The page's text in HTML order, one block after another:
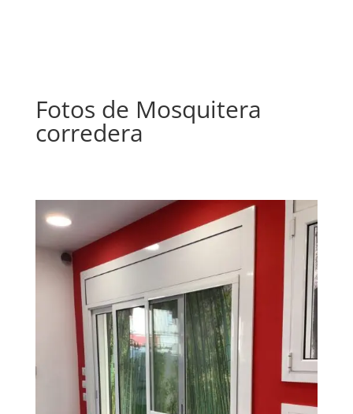
Fotos de Mosquitera
corredera